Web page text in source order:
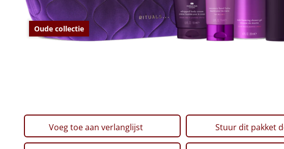
Oude collectie
Voeg toe aan verlanglijst Stuur dit pakket